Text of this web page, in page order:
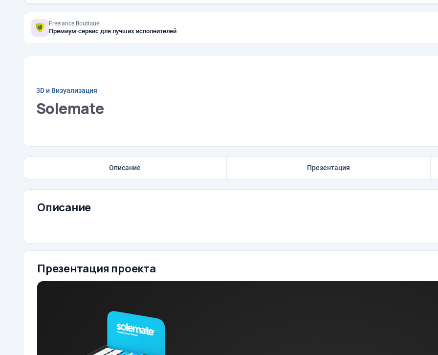
Freelance.Boutique
Премиум-сервис для лучших исполнителей
3D и Визуализация
Solemate
Описание Презентация
Описание
Презентация проекта